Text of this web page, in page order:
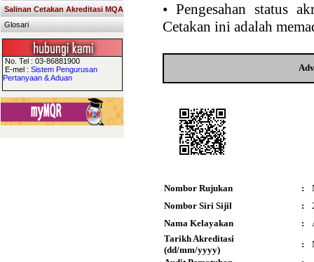
Salinan Cetakan Akreditasi MQA
Glosari
No. Tel : 03-86881900
E-mel : Sistem Pengurusan
Pertanyaan & Aduan
• Pengesahan status
Cetakan ini adalah
Nombor Rujukan :
Nombor Siri Sijil
:
Nama Kelayakan
:
Tarikh Akreditasi
(dd/mm/yyyy)
: